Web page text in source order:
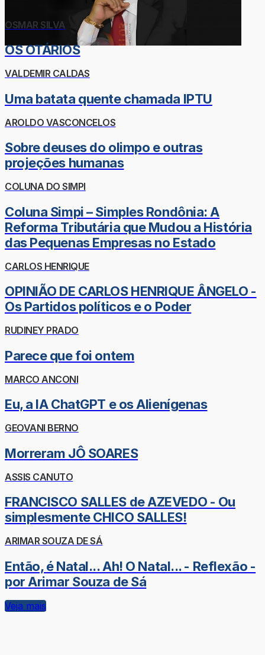
OSMAR SILVA
OS OTÁRIOS
VALDEMIR CALDAS
Uma batata quente chamada IPTU
AROLDO VASCONCELOS
Sobre deuses do olimpo e outras
projeções humanas
COLUNA DO SIMPI
Coluna Simpi – Simples Rondônia: A
Reforma Tributária que Mudou a História
das Pequenas Empresas no Estado
CARLOS HENRIQUE
OPINIÃO DE CARLOS HENRIQUE ÂNGELO -
Os Partidos políticos e o Poder
RUDINEY PRADO
Parece que foi ontem
MARCO ANCONI
Eu, a IA ChatGPT e os Alienígenas
GEOVANI BERNO
Morreram JÔ SOARES
ASSIS CANUTO
FRANCISCO SALLES de AZEVEDO - Ou
simplesmente CHICO SALLES!
ARIMAR SOUZA DE SÁ
Então, é Natal... Ah! O Natal... - Reflexão -
por Arimar Souza de Sá
Veja mais